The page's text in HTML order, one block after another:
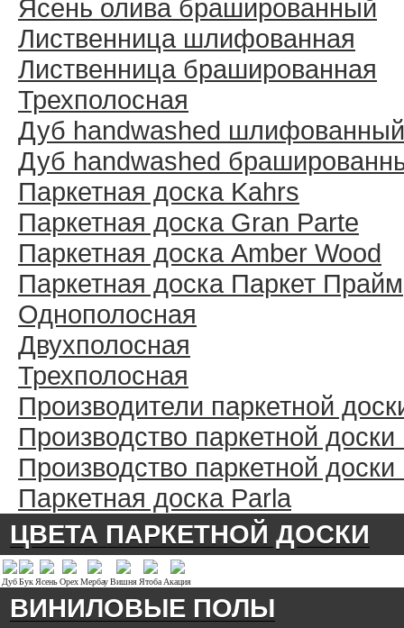
Ясень олива брашированный
Лиственница шлифованная
Лиственница брашированная
Трехполосная
Дуб handwashed шлифованный
Дуб handwashed
Паркетная доска Kahrs
Паркетная доска Gran Parte
Паркетная доска Amber Wood
Паркетная доска Паркет Прайм
Однополосная
Двухполосная
Трехполосная
Производители паркетной
Производство паркетной
Производство паркетной
Паркетная доска Parla
ЦВЕТА ПАРКЕТНОЙ ДОСКИ
ДубБук ЯсеньОрехМербауВишня Ятоба Акация
ВИНИЛОВЫЕ ПОЛЫ